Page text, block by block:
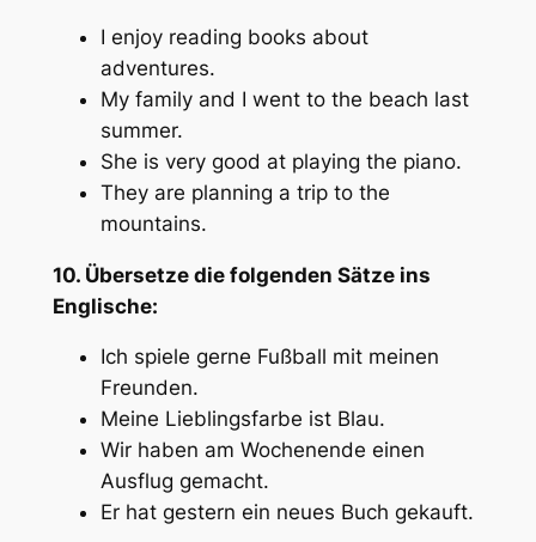
I enjoy reading books about
adventures.
My family and I went to the beach last
summer.
She is very good at playing the piano.
They are planning a trip to the
mountains.
10. Übersetze die folgenden Sätze ins
Englische:
Ich spiele gerne Fußball mit meinen
Freunden.
Meine Lieblingsfarbe ist Blau.
Wir haben am Wochenende einen
Ausflug gemacht.
Er hat gestern ein neues Buch gekauft.